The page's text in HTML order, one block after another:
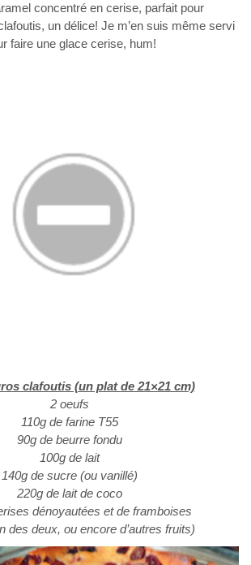
concentré en cerise, parfait pour
un délice! Je m’en suis même servi
faire une glace cerise, hum!
clafoutis (un plat de 21×21 cm)
2 oeufs
110g de farine T55
90g de beurre fondu
100g de lait
140g de sucre (ou vanillé)
220g de lait de coco
dénoyautées et de framboises
des deux, ou encore d’autres fruits)